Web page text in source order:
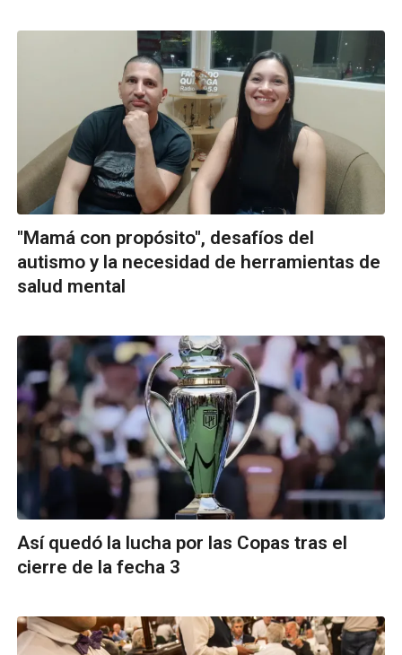
"Mamá con propósito", desafíos del
autismo y la necesidad de herramientas de
salud mental
Así quedó la lucha por las Copas tras el
cierre de la fecha 3